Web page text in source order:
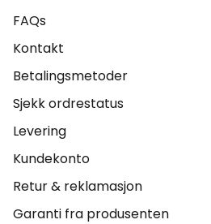
FAQs
Kontakt
Betalingsmetoder
Sjekk ordrestatus
Levering
Kundekonto
Retur & reklamasjon
Garanti fra produsenten